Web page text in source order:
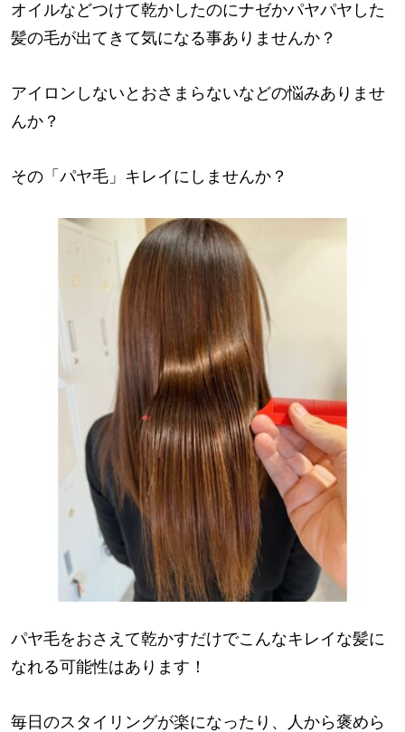
オイルなどつけて乾かしたのにナゼかパヤパヤした
髪の毛が出てきて気になる事ありませんか？
アイロンしないとおさまらないなどの悩みありませ
んか？
その「パヤ毛」キレイにしませんか？
パヤ毛をおさえて乾かすだけでこんなキレイな髪に
なれる可能性はあります！
毎日のスタイリングが楽になったり、人から褒めら